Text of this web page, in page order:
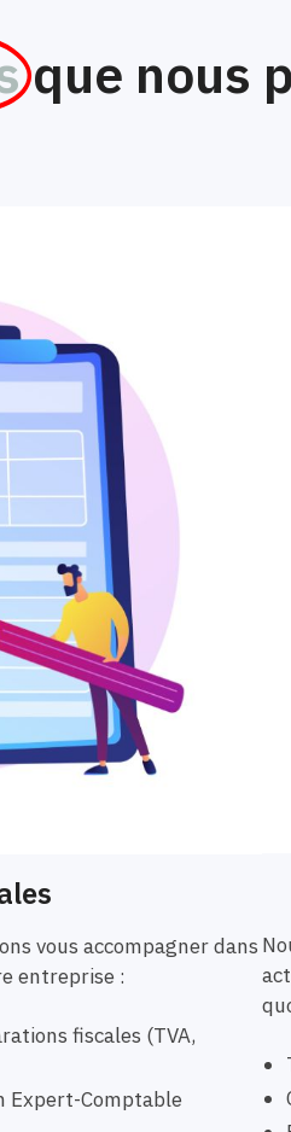
que nous
vous accompagner dans
entreprise :
fiscales (TVA,
Expert-Comptable